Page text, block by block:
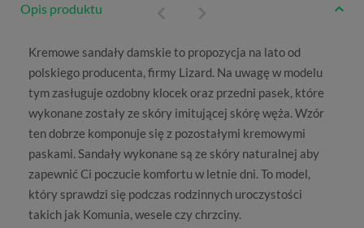
Opis produktu
Kremowe sandały damskie to propozycja na lato od
polskiego producenta, firmy Lizard. Na uwagę w modelu
tym zasługuje ozdobny klocek oraz przedni pasek, które
wykonane zostały ze skóry imitującej skórę węża. Wzór
ten dobrze komponuje się z pozostałymi kremowymi
paskami. Sandały wykonane są ze skóry naturalnej aby
zapewnić Ci poczucie komfortu w letnie dni. To model,
który sprawdzi się podczas rodzinnych uroczystości
takich jak Komunia, wesele czy chrzciny.